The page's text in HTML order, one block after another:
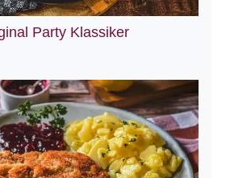
Party Klassiker